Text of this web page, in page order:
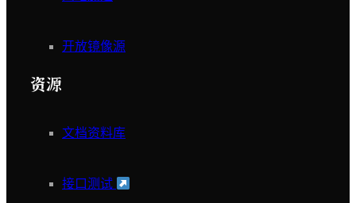
开放镜像源
资源
文档资料库
接口测试